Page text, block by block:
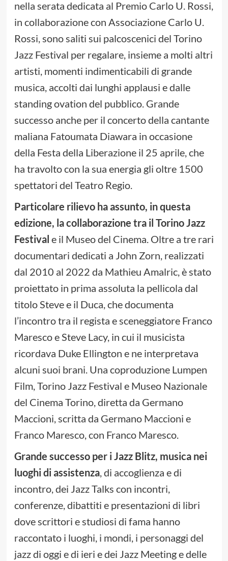
nella serata dedicata al Premio Carlo U. Rossi,
in collaborazione con Associazione Carlo U.
Rossi, sono saliti sui palcoscenici del Torino
Jazz Festival per regalare, insieme a molti altri
artisti, momenti indimenticabili di grande
musica, accolti dai lunghi applausi e dalle
standing ovation del pubblico. Grande
successo anche per il concerto della cantante
maliana Fatoumata Diawara in occasione
della Festa della Liberazione il 25 aprile, che
ha travolto con la sua energia gli oltre 1500
spettatori del Teatro Regio.
Particolare rilievo ha assunto, in questa
edizione, la collaborazione tra il Torino Jazz
Festival e il Museo del Cinema. Oltre a tre rari
documentari dedicati a John Zorn, realizzati
dal 2010 al 2022 da Mathieu Amalric, è stato
proiettato in prima assoluta la pellicola dal
titolo Steve e il Duca, che documenta
l’incontro tra il regista e sceneggiatore Franco
Maresco e Steve Lacy, in cui il musicista
ricordava Duke Ellington e ne interpretava
alcuni suoi brani. Una coproduzione Lumpen
Film, Torino Jazz Festival e Museo Nazionale
del Cinema Torino, diretta da Germano
Maccioni, scritta da Germano Maccioni e
Franco Maresco, con Franco Maresco.
Grande successo per i Jazz Blitz, musica nei
luoghi di assistenza, di accoglienza e di
incontro, dei Jazz Talks con incontri,
conferenze, dibattiti e presentazioni di libri
dove scrittori e studiosi di fama hanno
raccontato i luoghi, i mondi, i personaggi del
jazz di oggi e di ieri e dei Jazz Meeting e delle